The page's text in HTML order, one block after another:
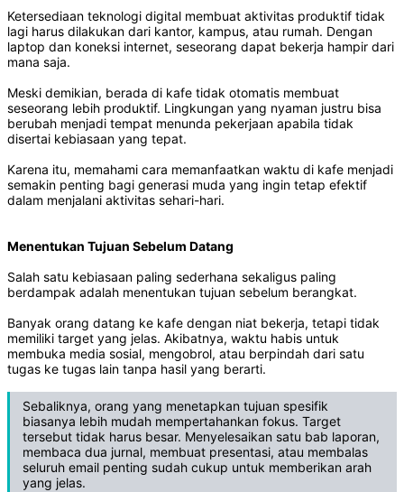
Ketersediaan teknologi digital membuat aktivitas produktif tidak
lagi harus dilakukan dari kantor, kampus, atau rumah. Dengan
laptop dan koneksi internet, seseorang dapat bekerja hampir dari
mana saja.
Meski demikian, berada di kafe tidak otomatis membuat
seseorang lebih produktif. Lingkungan yang nyaman justru bisa
berubah menjadi tempat menunda pekerjaan apabila tidak
disertai kebiasaan yang tepat.
Karena itu, memahami cara memanfaatkan waktu di kafe menjadi
semakin penting bagi generasi muda yang ingin tetap efektif
dalam menjalani aktivitas sehari-hari.
Menentukan Tujuan Sebelum Datang
Salah satu kebiasaan paling sederhana sekaligus paling
berdampak adalah menentukan tujuan sebelum berangkat.
Banyak orang datang ke kafe dengan niat bekerja, tetapi tidak
memiliki target yang jelas. Akibatnya, waktu habis untuk
membuka media sosial, mengobrol, atau berpindah dari satu
tugas ke tugas lain tanpa hasil yang berarti.
Sebaliknya, orang yang menetapkan tujuan spesifik
biasanya lebih mudah mempertahankan fokus. Target
tersebut tidak harus besar. Menyelesaikan satu bab laporan,
membaca dua jurnal, membuat presentasi, atau membalas
seluruh email penting sudah cukup untuk memberikan arah
yang jelas.